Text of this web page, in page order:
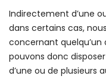
Indirectement d’une
dans certains cas,
concernant quelqu’un
pouvons donc
d’une ou de plusieurs